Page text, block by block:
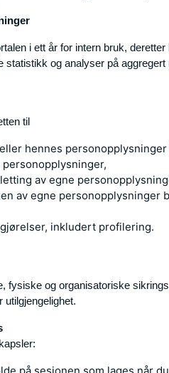
i ett år for intern bruk,
og analyser på
til
hennes personopplysninger
personopplysninger,
av egne
av egne personopplysninger
inkludert profilering.
fysiske og organisatoriske
utilgjengelighet.